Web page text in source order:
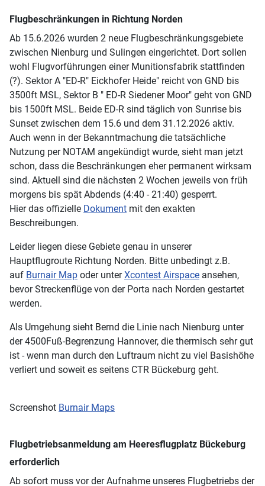
Flugbeschränkungen in Richtung Norden
Ab 15.6.2026 wurden 2 neue Flugbeschränkungsgebiete
zwischen Nienburg und Sulingen eingerichtet. Dort sollen
wohl Flugvorführungen einer Munitionsfabrik stattfinden
(?). Sektor A "ED-R" Eickhofer Heide" reicht von GND bis
3500ft MSL, Sektor B " ED-R Siedener Moor" geht von GND
bis 1500ft MSL. Beide ED-R sind täglich von Sunrise bis
Sunset zwischen dem 15.6 und dem 31.12.2026 aktiv.
Auch wenn in der Bekanntmachung die tatsächliche
Nutzung per NOTAM angekündigt wurde, sieht man jetzt
schon, dass die Beschränkungen eher permanent wirksam
sind. Aktuell sind die nächsten 2 Wochen jeweils von früh
morgens bis spät Abdends (4:40 - 21:40) gesperrt.
Hier das offizielle Dokument mit den exakten
Beschreibungen.
Leider liegen diese Gebiete genau in unserer
Hauptflugroute Richtung Norden. Bitte unbedingt z.B.
auf Burnair Map oder unterXcontest Airspace ansehen,
bevor Streckenflüge von der Porta nach Norden gestartet
werden.
Als Umgehung sieht Bernd die Linie nach Nienburg unter
der 4500Fuß-Begrenzung Hannover, die thermisch sehr gut
ist - wenn man durch den Luftraum nicht zu viel Basishöhe
verliert und soweit es seitens CTR Bückeburg geht.
Screenshot Burnair Maps
Flugbetriebsanmeldung am Heeresflugplatz Bückeburg
erforderlich
Ab sofort muss vor der Aufnahme unseres Flugbetriebs der